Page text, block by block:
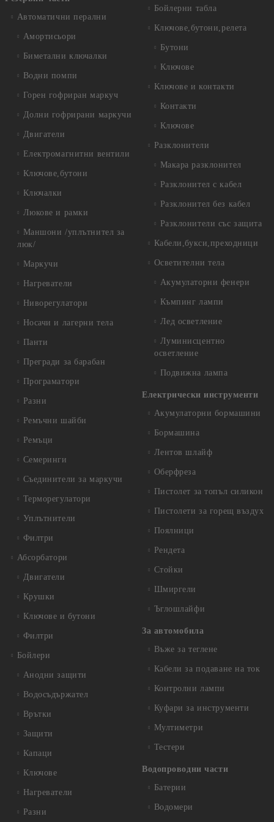
Автоматични перални
Амортисьори
Биметални ключалки
Водни помпи
Горен гофриран маркуч
Долни гофрирани маркучи
Двигатели
Електромагнитни вентили
Ключове,бутони
Ключалки
Люкове и рамки
Маншони /уплътнител за
люк/
Маркучи
Нагреватели
Ниворегулатори
Носачи и лагерни тела
Панти
Прегради за барабан
Програматори
Разни
Ремъчни шайби
Ремъци
Семеринги
Съединители за маркучи
Терморегулатори
Уплътнители
Филтри
Абсорбатори
Двигатели
Крушки
Ключове и бутони
Филтри
Бойлери
Анодни защити
Водосъдържател
Врътки
Защити
Капаци
Ключове
Нагреватели
Разни
Бойлерни табла
Ключове,бутони,релета
Бутони
Ключове
Ключове и контакти
Контакти
Ключове
Разклонители
Макара разклонител
Разклонител с кабел
Разклонител без кабел
Разклонители със защита
Кабели,букси,преходници
Осветителни тела
Акумулаторни фенери
Къмпинг лампи
Лед осветление
Луминисцентно
осветление
Подвижна лампа
Електрически инструменти
Акумулаторни бормашини
Бормашина
Лентов шлайф
Оберфреза
Пистолет за топъл силикон
Пистолети за горещ въздух
Поялници
Рендета
Стойки
Шмиргели
Ъглошлайфи
За автомобила
Въже за теглене
Кабели за подаване на ток
Контролни лампи
Куфари за инструменти
Мултиметри
Тестери
Водопроводни части
Батерии
Водомери